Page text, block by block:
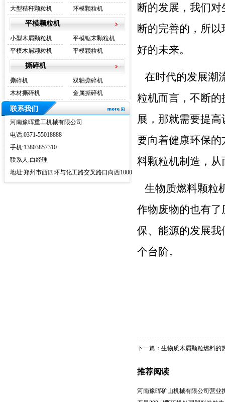
大型秸秆颗粒机
环模颗粒机
平模颗粒机
小型木屑颗粒机
平模锯末颗粒机
平模木屑颗粒机
平模颗粒机
撕碎机
撕碎机
双轴撕碎机
木材撕碎机
金属撕碎机
联系我们
河南豫晖重工机械有限公司
电话:0371-55018888
手机:13803857310
联系人:白经理
地址:郑州市西四环与化工路交叉路口向西1000
米
断的发展，我们
断的完善的，所
好的未来。
在时代的发展潮
粒机而言，不断
展，那就需要提
要向着健康环保
料颗粒机制造，
生物质燃料颗粒
作物废物的也有
保、能源的发展
个台阶。
下一篇： 生物质木屑颗粒燃料的
推荐阅读
河南豫晖矿山机械有限公司营业